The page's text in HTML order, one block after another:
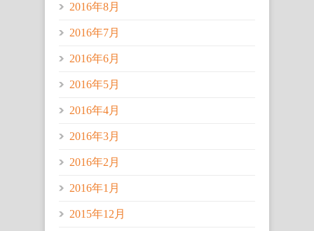
2016年8月
2016年7月
2016年6月
2016年5月
2016年4月
2016年3月
2016年2月
2016年1月
2015年12月